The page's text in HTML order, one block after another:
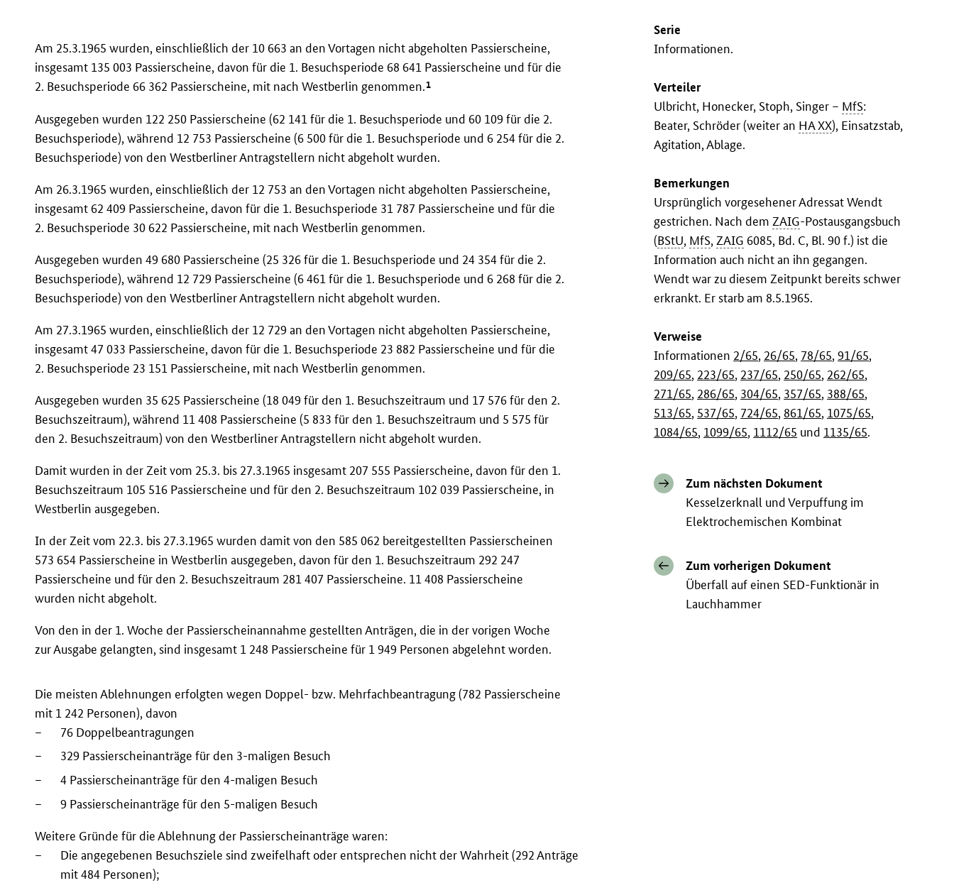
Serie
Informationen.
Verteiler
Ulbricht, Honecker, Stoph, Singer – MfS:
Beater, Schröder (weiter an HA XX), Einsatzstab,
Agitation, Ablage.
Bemerkungen
Ursprünglich vorgesehener Adressat Wendt
gestrichen. Nach demZAIG-Postausgangsbuch
(BStU, MfS,ZAIG 6085, Bd. C, Bl. 90 f.) ist die
Information auch nicht an ihn gegangen.
Wendt war zu diesem Zeitpunkt bereits schwer
erkrankt. Er starb am 8.5.1965.
Verweise
Informationen 2/65, 26/65, 78/65,91/65,
209/65, 223/65, 237/65, 250/65, 262/65,
271/65, 286/65, 304/65, 357/65, 388/65,
513/65, 537/65, 724/65, 861/65, 1075/65,
1084/65, 1099/65, 1112/65 und 1135/65.
Zum nächsten Dokument
Kesselzerknall und Verpuffung im
Elektrochemischen Kombinat
Zum vorherigen Dokument
Überfall auf einen SED-Funktionär in
Lauchhammer
Am 25.3.1965 wurden, einschließlich der 10 663 an den Vortagen nicht abgeholten Passierscheine,
insgesamt 135 003 Passierscheine, davon für die 1. Besuchsperiode 68 641 Passierscheine und für die
2. Besuchsperiode 66 362 Passierscheine, mit nach Westberlin genommen.1
Ausgegeben wurden 122 250 Passierscheine (62 141 für die 1. Besuchsperiode und 60 109 für die 2.
Besuchsperiode), während 12 753 Passierscheine (6 500 für die 1. Besuchsperiode und 6 254 für die 2.
Besuchsperiode) von den Westberliner Antragstellern nicht abgeholt wurden.
Am 26.3.1965 wurden, einschließlich der 12 753 an den Vortagen nicht abgeholten Passierscheine,
insgesamt 62 409 Passierscheine, davon für die 1. Besuchsperiode 31 787 Passierscheine und für die
2. Besuchsperiode 30 622 Passierscheine, mit nach Westberlin genommen.
Ausgegeben wurden 49 680 Passierscheine (25 326 für die 1. Besuchsperiode und 24 354 für die 2.
Besuchsperiode), während 12 729 Passierscheine (6 461 für die 1. Besuchsperiode und 6 268 für die 2.
Besuchsperiode) von den Westberliner Antragstellern nicht abgeholt wurden.
Am 27.3.1965 wurden, einschließlich der 12 729 an den Vortagen nicht abgeholten Passierscheine,
insgesamt 47 033 Passierscheine, davon für die 1. Besuchsperiode 23 882 Passierscheine und für die
2. Besuchsperiode 23 151 Passierscheine, mit nach Westberlin genommen.
Ausgegeben wurden 35 625 Passierscheine (18 049 für den 1. Besuchszeitraum und 17 576 für den 2.
Besuchszeitraum), während 11 408 Passierscheine (5 833 für den 1. Besuchszeitraum und 5 575 für
den 2. Besuchszeitraum) von den Westberliner Antragstellern nicht abgeholt wurden.
Damit wurden in der Zeit vom 25.3. bis 27.3.1965 insgesamt 207 555 Passierscheine, davon für den 1.
Besuchszeitraum 105 516 Passierscheine und für den 2. Besuchszeitraum 102 039 Passierscheine, in
Westberlin ausgegeben.
In der Zeit vom 22.3. bis 27.3.1965 wurden damit von den 585 062 bereitgestellten Passierscheinen
573 654 Passierscheine in Westberlin ausgegeben, davon für den 1. Besuchszeitraum 292 247
Passierscheine und für den 2. Besuchszeitraum 281 407 Passierscheine. 11 408 Passierscheine
wurden nicht abgeholt.
Von den in der 1. Woche der Passierscheinannahme gestellten Anträgen, die in der vorigen Woche
zur Ausgabe gelangten, sind insgesamt 1 248 Passierscheine für 1 949 Personen abgelehnt worden.
Die meisten Ablehnungen erfolgten wegen Doppel- bzw. Mehrfachbeantragung (782 Passierscheine
mit 1 242 Personen), davon
–
76 Doppelbeantragungen
–
329 Passierscheinanträge für den 3-maligen Besuch
–
4 Passierscheinanträge für den 4-maligen Besuch
–
9 Passierscheinanträge für den 5-maligen Besuch
Weitere Gründe für die Ablehnung der Passierscheinanträge waren:
–
Die angegebenen Besuchsziele sind zweifelhaft oder entsprechen nicht der Wahrheit (292 Anträge
mit 484 Personen);